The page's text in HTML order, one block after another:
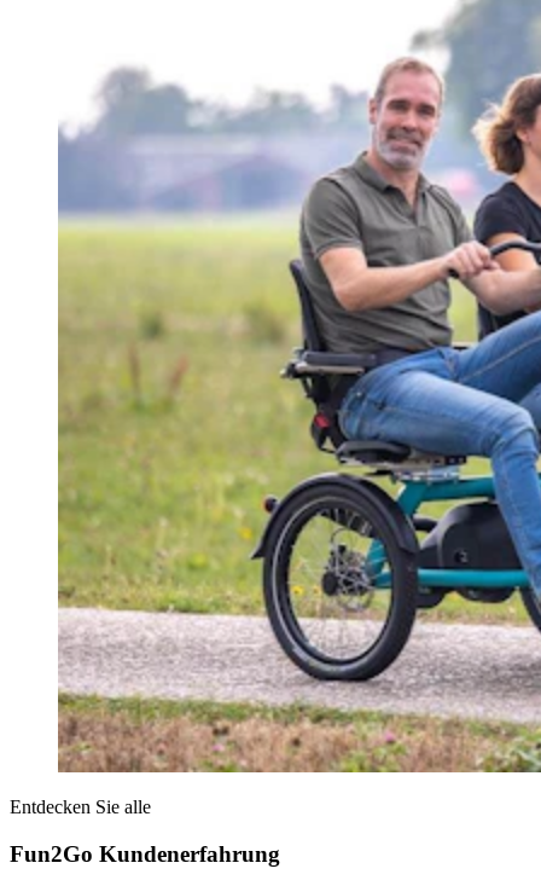
Entdecken Sie alle
Fun2Go Kundenerfahrung